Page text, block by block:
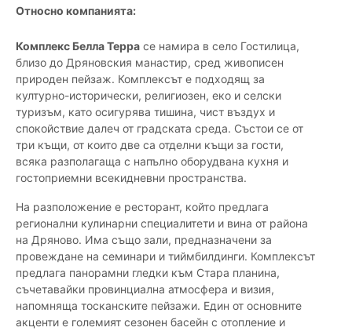
Относно компанията:
Комплекс Белла Терра се намира в село Гостилица,
близо до Дряновския манастир, сред живописен
природен пейзаж. Комплексът е подходящ за
културно-исторически, религиозен, еко и селски
туризъм, като осигурява тишина, чист въздух и
спокойствие далеч от градската среда. Състои се от
три къщи, от които две са отделни къщи за гости,
всяка разполагаща с напълно оборудвана кухня и
гостоприемни всекидневни пространства.
На разположение е ресторант, който предлага
регионални кулинарни специалитети и вина от района
на Дряново. Има също зали, предназначени за
провеждане на семинари и тиймбилдинги. Комплексът
предлага панорамни гледки към Стара планина,
съчетавайки провинциална атмосфера и визия,
напомняща тосканските пейзажи. Един от основните
акценти е големият сезонен басейн с отопление и